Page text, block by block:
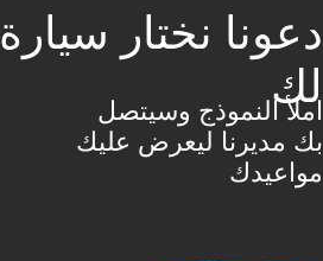
دعونا نختار سيارة
لك
املأ النموذج وسيتصل
بك مديرنا ليعرض عليك
مواعيدك